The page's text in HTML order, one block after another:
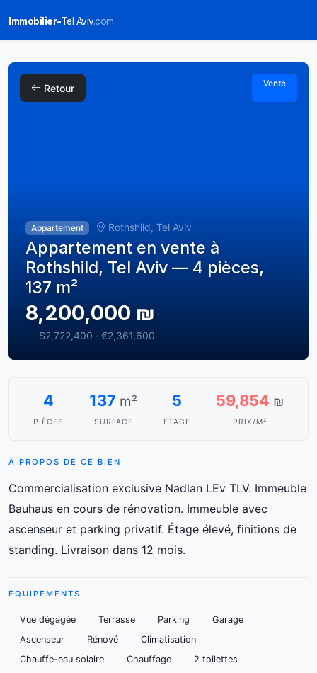
Immobilier-Tel Aviv.com
Retour Vente
Appartement Rothshild, Tel Aviv
Appartement en vente à
Rothshild, Tel Aviv — 4 pièces,
137 m²
8,200,000 ₪
$2,722,400 · €2,361,600
4
PIÈCES
137 m²
SURFACE
5
ÉTAGE
59,854 ₪
PRIX/M²
À PROPOS DE CE BIEN
Commercialisation exclusive Nadlan LEv TLV. Immeuble
Bauhaus en cours de rénovation. Immeuble avec
ascenseur et parking privatif. Étage élevé, finitions de
standing. Livraison dans 12 mois.
ÉQUIPEMENTS
Vue dégagée Terrasse Parking
Garage
Ascenseur
Rénové
Climatisation
Chauffe-eau solaire
Chauffage
2 toilettes